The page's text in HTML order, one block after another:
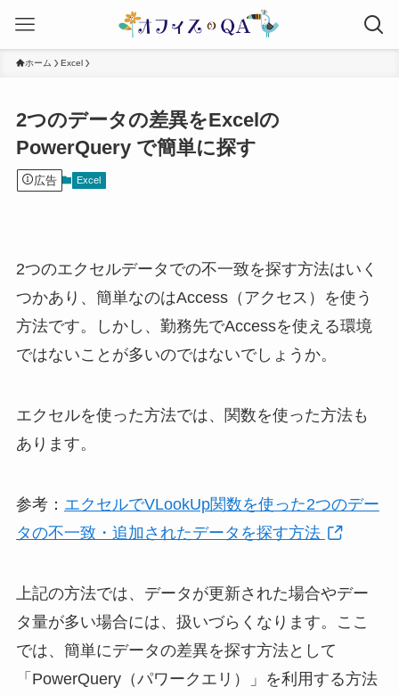
ホーム Excel
2つのデータの差異をExcelの
PowerQuery で簡単に探す
広告 Excel
2つのエクセルデータでの不一致を探す方法はいく
つかあり、簡単なのはAccess（アクセス）を使う
方法です。しかし、勤務先でAccessを使える環境
ではないことが多いのではないでしょうか。
エクセルを使った方法では、関数を使った方法も
あります。
参考： エクセルでVLookUp関数を使った2つのデー
タの不一致・追加されたデータを探す方法
上記の方法では、データが更新された場合やデー
タ量が多い場合には、扱いづらくなります。ここ
では、簡単にデータの差異を探す方法として
「PowerQuery（パワークエリ）」を利用する方法